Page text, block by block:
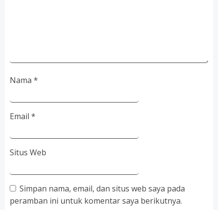
Nama *
Email *
Situs Web
Simpan nama, email, dan situs web saya pada
peramban ini untuk komentar saya berikutnya.